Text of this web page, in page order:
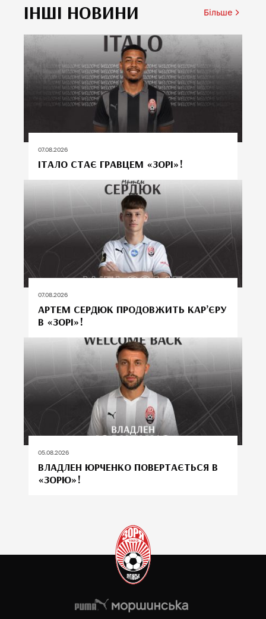
ІНШІ НОВИНИ Більше
07.08.2026
ІТАЛО СТАЄ ГРАВЦЕМ «ЗОРІ»!
07.08.2026
АРТЕМ СЕРДЮК ПРОДОВЖИТЬ КАР’ЄРУ
В «ЗОРІ»!
05.08.2026
ВЛАДЛЕН ЮРЧЕНКО ПОВЕРТАЄТЬСЯ В
«ЗОРЮ»!